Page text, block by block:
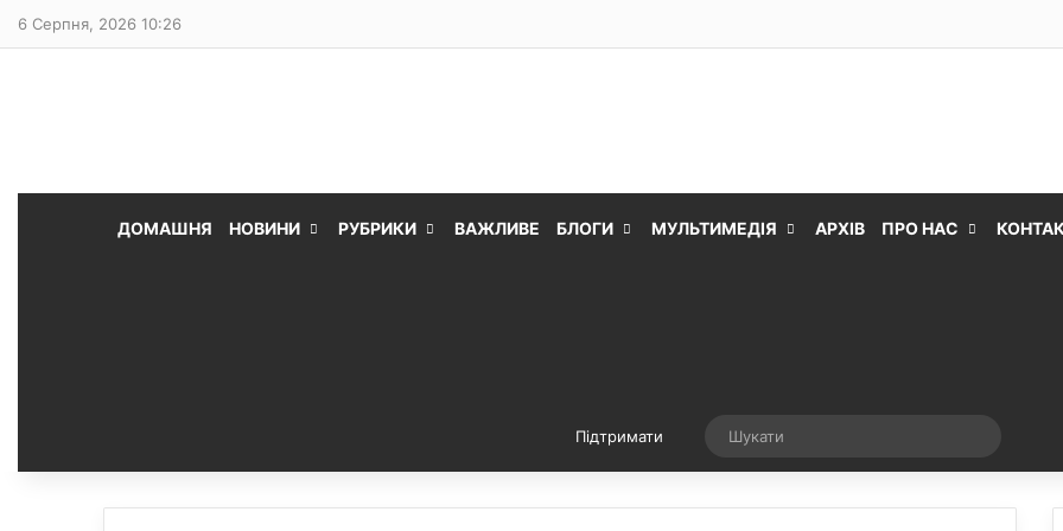
6 Серпня, 2026 10:26
ДОМАШНЯ НОВИНИ РУБРИКИ ВАЖЛИВЕ БЛОГИ МУЛЬТИМЕДІЯ АРХІВ ПРО НАС
Підтримати Випадкова стаття